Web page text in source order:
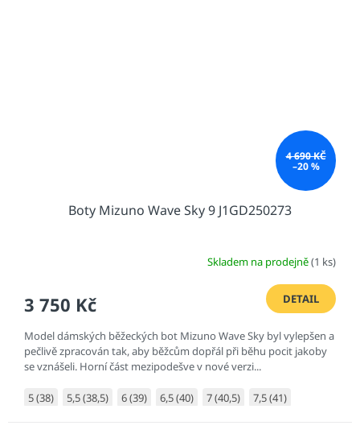
4 690 KČ
–20 %
Boty Mizuno Wave Sky 9 J1GD250273
Skladem na prodejně(1 ks)
3 750 Kč DETAIL
Model dámských běžeckých bot Mizuno Wave Sky byl vylepšen a
pečlivě zpracován tak, aby běžcům dopřál při běhu pocit jakoby
se vznášeli. Horní část mezipodešve v nové verzi...
5 (38) 5,5 (38,5) 6 (39) 6,5 (40) 7 (40,5) 7,5 (41)